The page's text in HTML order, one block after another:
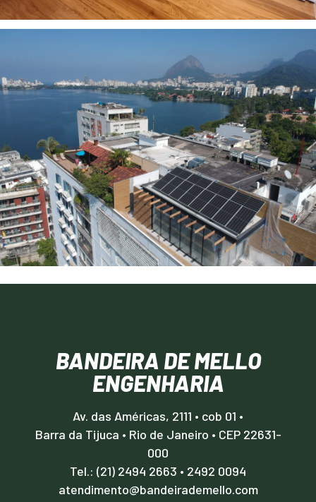
BANDEIRA DE MELLO
ENGENHARIA
Av. das Américas, 2111 • cob 01 •
Barra da Tijuca • Rio de Janeiro • CEP 22631-
000
Tel.: (21) 2494 2663 • 2492 0094
atendimento@bandeirademello.com